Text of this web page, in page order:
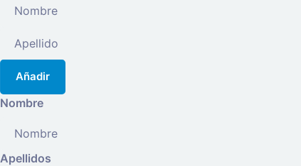
Añadir
Nombre
Apellidos